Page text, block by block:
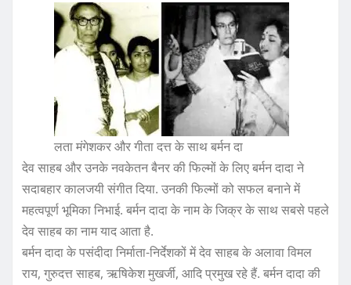
लता मंगेशकर और गीता दत्त के साथ बर्मन दा
देव साहब और उनके नवकेतन बैनर की फिल्मों के लिए बर्मन दादा ने
सदाबहार कालजयी संगीत दिया. उनकी फिल्मों को सफल बनाने में
महत्वपूर्ण भूमिका निभाई. बर्मन दादा के नाम के जिक्र के साथ सबसे पहले
देव साहब का नाम याद आता है.
बर्मन दादा के पसंदीदा निर्माता-निर्देशकों में देव साहब के अलावा विमल
राय, गुरुदत्त साहब, ऋषिकेश मुखर्जी, आदि प्रमुख रहे हैं. बर्मन दादा की